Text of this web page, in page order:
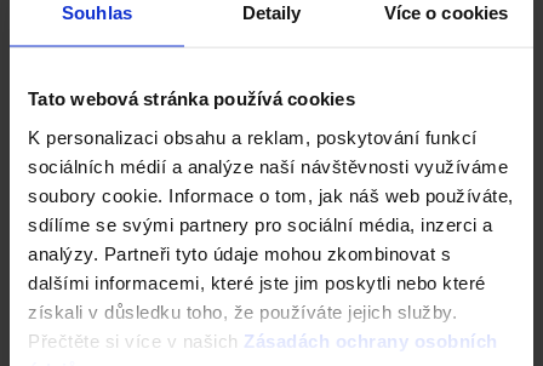
Souhlas Detaily Více o cookies
Tato webová stránka používá cookies
K personalizaci obsahu a reklam, poskytování funkcí
sociálních médií a analýze naší návštěvnosti využíváme
soubory cookie. Informace o tom, jak náš web používáte,
sdílíme se svými partnery pro sociální média, inzerci a
analýzy. Partneři tyto údaje mohou zkombinovat s
dalšími informacemi, které jste jim poskytli nebo které
získali v důsledku toho, že používáte jejich služby.
Přečtěte si více v našich Zásadách ochrany osobních
Kalkulace střešní krytiny
Střechy ve vašem okolí
Vizualizace střechy
Registrace záruky All Inclusive
CAD Detaily střecha